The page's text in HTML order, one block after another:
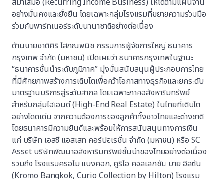
อย่างมั่นคงและยั่งยืน โดยเฉพาะกลุ่มโรงแรมที่ขยายความร่วมมือ
ร่วมกับพาร์ทเนอร์ระดับนานาชาติอย่างต่อเนื่อง
ด้านนายชาติศิริ โสภณพนิช กรรมการผู้จัดการใหญ่ ธนาคาร
กรุงเทพ จำกัด (มหาชน) เปิดเผยว่า ธนาคารกรุงเทพในฐานะ
“ธนาคารชั้นนำระดับภูมิภาค” มุ่งมั่นสนับสนุนผู้ประกอบการไทย
ที่มีศักยภาพสร้างการเติบโตเพื่อคว้าโอกาสทางธุรกิจและยกระดับ
มาตรฐานบริการสู่ระดับสากล โดยเฉพาะภาคอสังหาริมทรัพย์
สำหรับกลุ่มไฮเอนด์ (High-End Real Estate) ในไทยที่เติบโต
อย่างโดดเด่น จากความต้องการของลูกค้าทั้งชาวไทยและต่างชาติ
โดยธนาคารมีความยินดีและพร้อมให้การสนับสนุนทางการเงิน
แก่ บริษัท เอสซี แอสเสท คอร์ปอเรชั่น จำกัด (มหาชน) หรือ SC
Asset บริษัทพัฒนาอสังหาริมทรัพย์ชั้นนำของไทยอย่างต่อเนื่อง
รวมถึง โรงแรมครอโม แบงคอก, คูริโอ คอลเลกชัน บาย ฮิลตัน
(Kromo Bangkok, Curio Collection by Hilton) โรงแรม